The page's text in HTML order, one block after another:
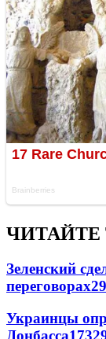
ЧИТАЙТЕ
Зеленский
переговорах
Украинцы
Донбасса